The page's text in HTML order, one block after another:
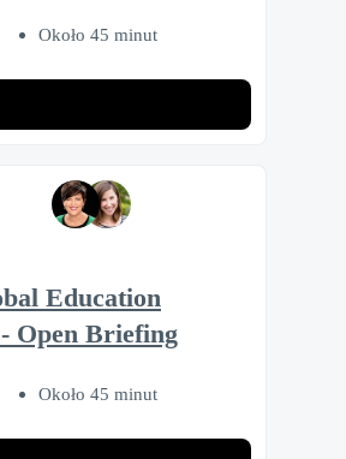
Około 45 minut
Education
Open Briefing
Około 45 minut